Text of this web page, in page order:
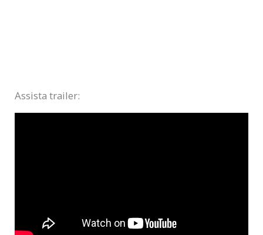
Assista trailer: